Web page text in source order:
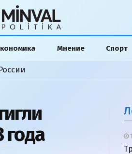
Мнение Спорт
года